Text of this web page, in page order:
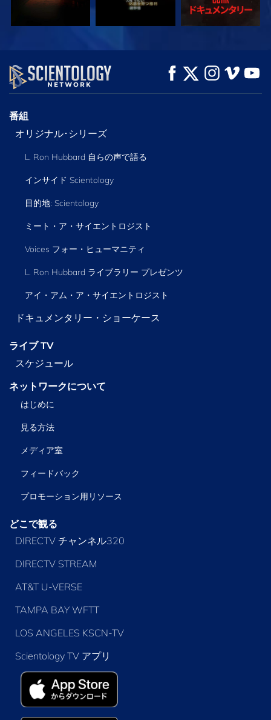
観る シリーズを探求
番組
オリジナル･シリーズ
L. Ron Hubbard 自らの声で語る
インサイド Scientology
目的地: Scientology
ミート・ア・サイエントロジスト
Voices フォー・ヒューマニティ
L. Ron Hubbard ライブラリー プレゼンツ
アイ・アム・ア・サイエントロジスト
ドキュメンタリー・ショーケース
ライブ TV
スケジュール
ネットワークについて
はじめに
見る方法
メディア室
フィードバック
プロモーション用リソース
どこで観る
DIRECTV チャンネル320
DIRECTV STREAM
AT&T U-VERSE
TAMPA BAY WFTT
LOS ANGELES KSCN-TV
Scientology TV アプリ